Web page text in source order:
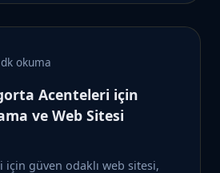
okuma
Acenteleri için
ve Web Sitesi
için güven odaklı web sitesi,